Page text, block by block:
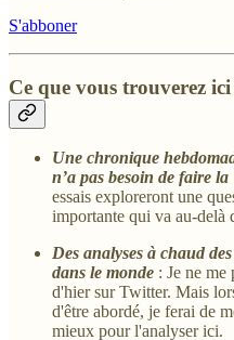
S'abboner
Ce que vous trouverez ici
Une chronique
n’a pas besoin de faire
essais exploreront une
importante qui va au-delà
Des analyses à chaud
dans le monde : Je ne me
d'hier sur Twitter. Mais
d'être abordé, je ferai de
mieux pour l'analyser ici.